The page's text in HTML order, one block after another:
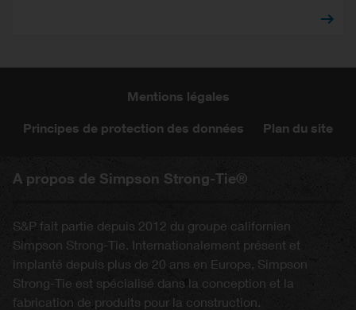
Mentions légales
Principes de protection des données Plan du site
A propos de Simpson Strong-Tie®
S&P fait partie depuis 2012 du groupe californien
Simpson Strong-Tie. Internationalement présent et
implanté depuis plus de 20 ans en Europe, Simpson
Strong-Tie est spécialisé dans la conception et la
fabrication de produits pour la construction.